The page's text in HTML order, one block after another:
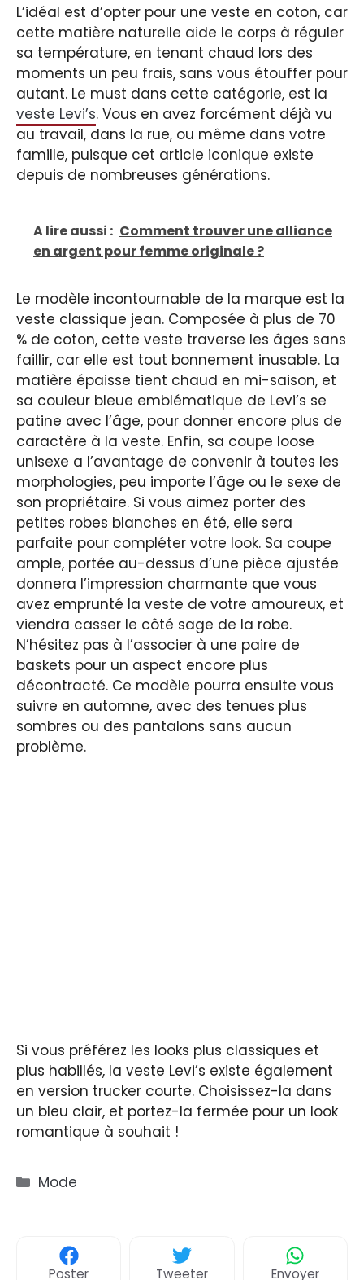
L’idéal est d’opter pour une veste en coton, car
cette matière naturelle aide le corps à réguler
sa température, en tenant chaud lors des
moments un peu frais, sans vous étouffer pour
autant. Le must dans cette catégorie, est la
veste Levi’s. Vous en avez forcément déjà vu
au travail, dans la rue, ou même dans votre
famille, puisque cet article iconique existe
depuis de nombreuses générations.
A lire aussi : Comment trouver une alliance
en argent pour femme originale ?
Le modèle incontournable de la marque est la
veste classique jean. Composée à plus de 70
% de coton, cette veste traverse les âges sans
faillir, car elle est tout bonnement inusable. La
matière épaisse tient chaud en mi-saison, et
sa couleur bleue emblématique de Levi’s se
patine avec l’âge, pour donner encore plus de
caractère à la veste. Enfin, sa coupe loose
unisexe a l’avantage de convenir à toutes les
morphologies, peu importe l’âge ou le sexe de
son propriétaire. Si vous aimez porter des
petites robes blanches en été, elle sera
parfaite pour compléter votre look. Sa coupe
ample, portée au-dessus d’une pièce ajustée
donnera l’impression charmante que vous
avez emprunté la veste de votre amoureux, et
viendra casser le côté sage de la robe.
N’hésitez pas à l’associer à une paire de
baskets pour un aspect encore plus
décontracté. Ce modèle pourra ensuite vous
suivre en automne, avec des tenues plus
sombres ou des pantalons sans aucun
problème.
Si vous préférez les looks plus classiques et
plus habillés, la veste Levi’s existe également
en version trucker courte. Choisissez-la dans
un bleu clair, et portez-la fermée pour un look
romantique à souhait !
Catégories
Mode
Poster Tweeter Envoyer